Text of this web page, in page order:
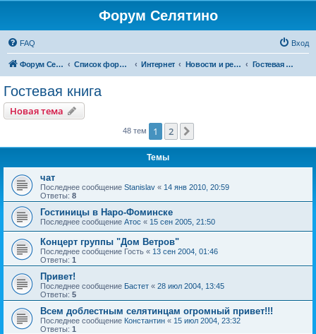
Форум Селятино
FAQ Вход
Форум Селятино Список форумов Интернет Новости и ресурсы Инфосел Гостевая книга
Гостевая книга
Новая тема
48 тем 1 2
Темы
чат
Последнее сообщение Stanislav « 14 янв 2010, 20:59
Ответы: 8
Гостиницы в Наро-Фоминске
Последнее сообщение Атос « 15 сен 2005, 21:50
Концерт группы "Дом Ветров"
Последнее сообщение Гость « 13 сен 2004, 01:46
Ответы: 1
Привет!
Последнее сообщение Бастет « 28 июл 2004, 13:45
Ответы: 5
Всем доблестным селятинцам огромный привет!!!
Последнее сообщение Константин « 15 июл 2004, 23:32
Ответы: 1